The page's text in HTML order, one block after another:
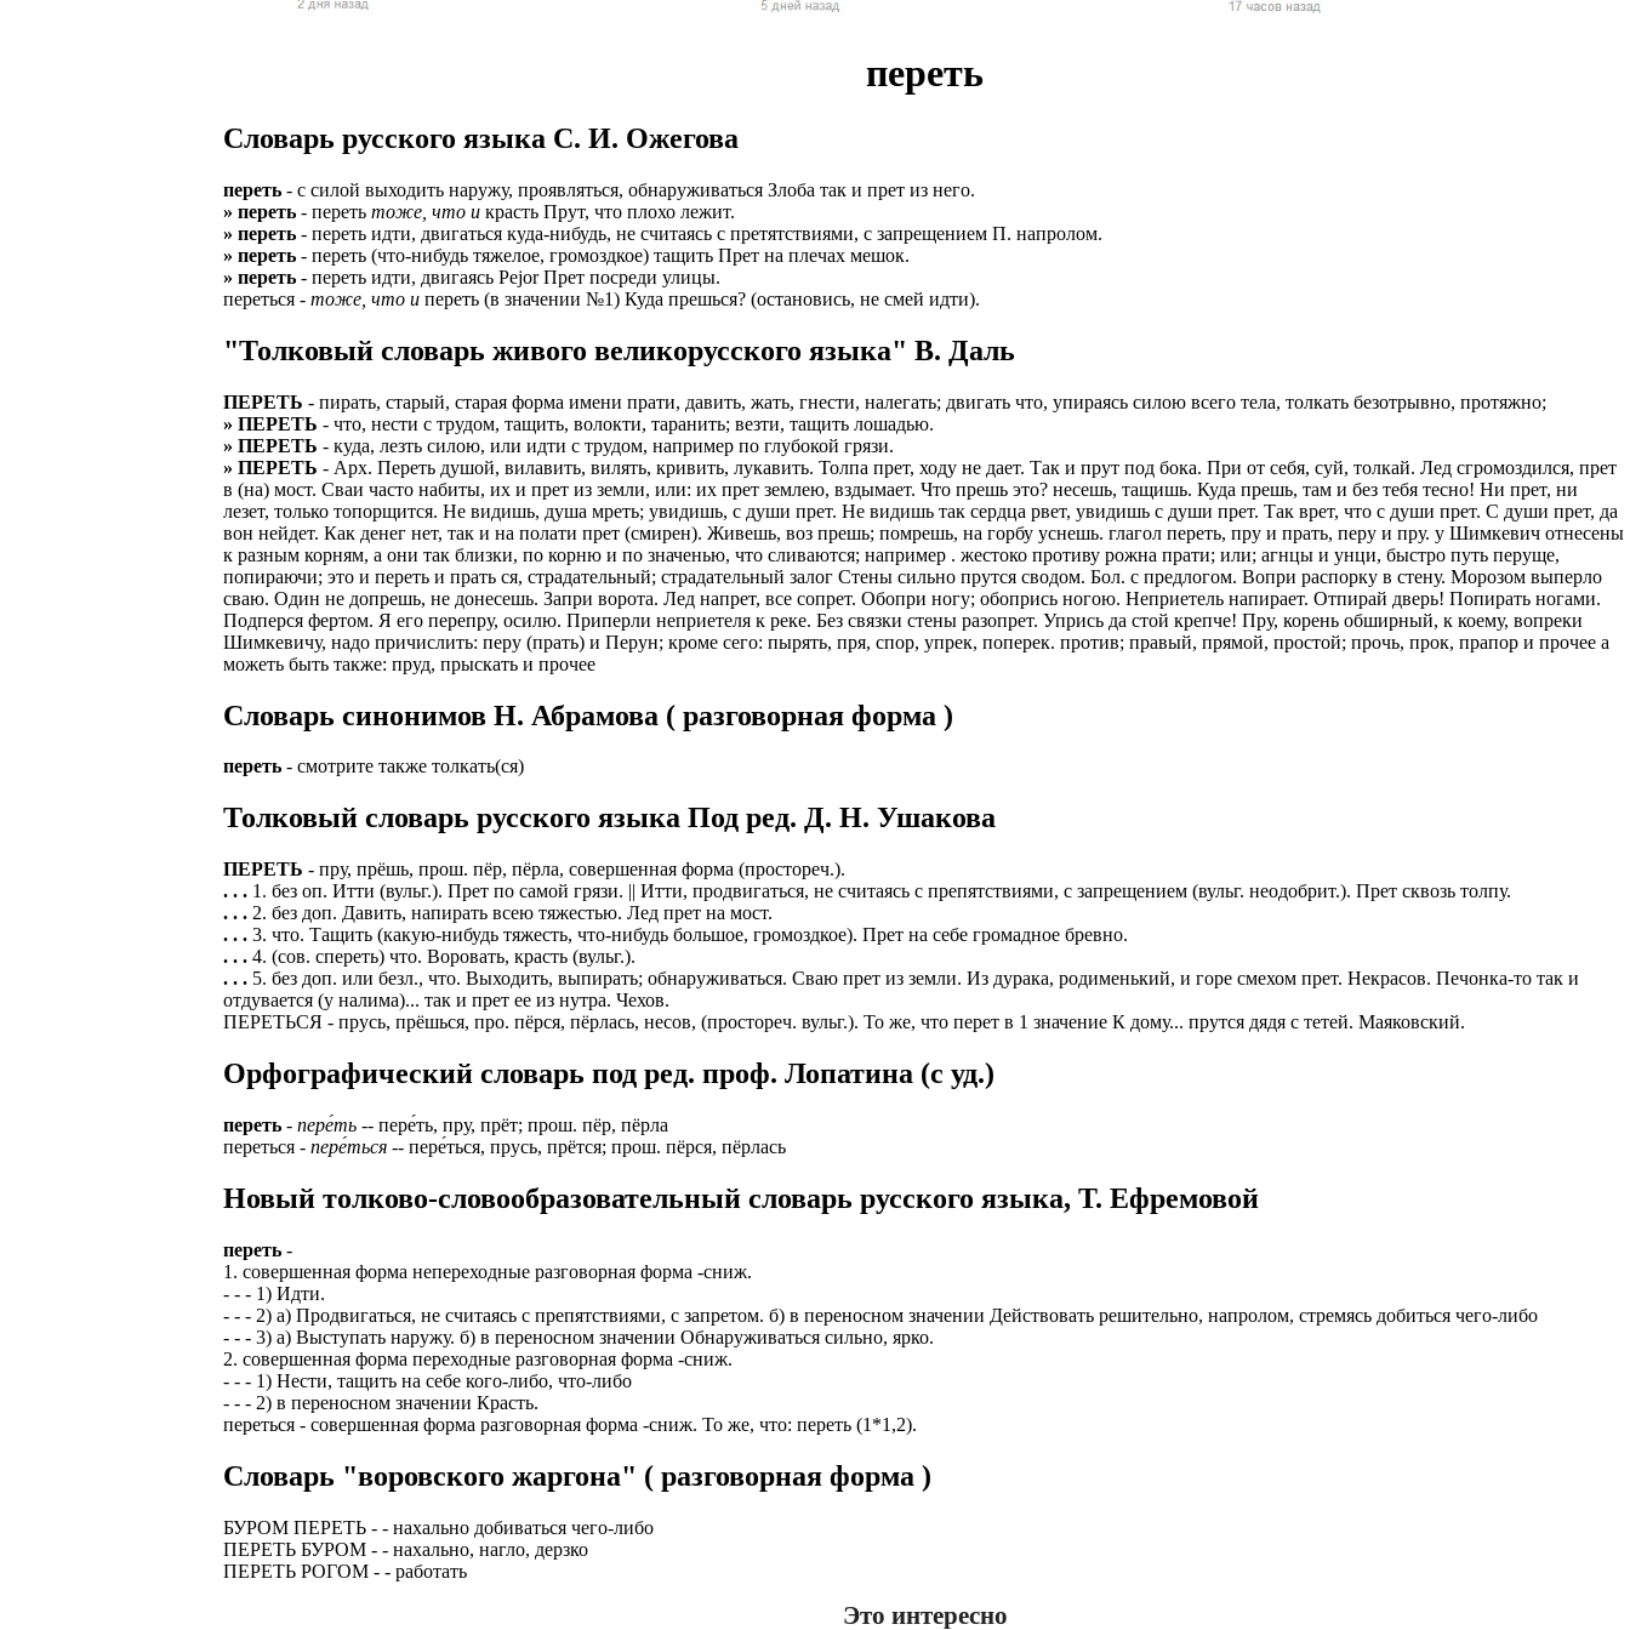
надежность и качество выполнения наших услуг. Ведётся постоянный набор мужчин, женщин и
ВНИМАНИЕ: Мы не оплачиваем стоимость оформления и перелёт.
имеет права вычитывать какие то деньги из вашей зарплаты!
Варианты: 1) Рабочая виза на 6 месяцев (можно продлевать на месте, не выезжая из страны),
2) Рабочая виза на 1 год (можно продлевать, не выезжая из страны);
3) Также предоставим возможность оформления Вида на Жительство.
Знание языка не является обязательным. Наличие заграничного паспорта;
Требуются мужчины, женщины, а также семейные пары;
Варианты работ: фабрики, заводы.
Средняя зарплата 1500-2500 евро в месяц (130 000-230 000 рублей). Заработок указан
средний, зависит от подобранной вакансии и сложности работы. + переработки
оплачиваются отдельно.
Жилье предоставляется работодателем. Страховка. Премии. Официальное трудоустройство.
График 10-12 часов. 5-6 дневная рабочая неделя.
ПРОЦЕСС ОФОРМЛЕНИЯ: подробная консультация, оформление контракта> заказываем
приглашение от работодателя > оформление визы > отправка > прохождение границы, встреча
работодателем подобранной заранее вакансии > прибытие на предприятие и место проживание.
Лицензия по трудоустройству за рубежом № 20118251359
ВОЗМОЖНО ДИСТАНЦИОННОЕ ОФОРМЛЕНИЕ ИЗ ЛЮБОГО РЕГИОНА РФ!
упаковщик, стикеровщик.
# работа за рубежом
# трудоустройство за границей
# трудоустройство за рубежом
Авто находится у Вас 24 часа в сутки и в выходные дни
Никаких % и комиссий автопарков
Гарантированный стабильный доход не зависимо от суммы заказов
В наличии авто с возможностью выкупа от 600р.
Ищем водителей в штат.
Звоните ежедневно, работаем без выходных
количество мест на вакансию ограничено
Гибкий график: (2/2, 5/2)
Дружный коллектив.
Смартфон для работы и полная оплата мобильной связи.
Скидки и акции от партнеров компании.
ЧТОБЫ УСТРОИТЬСЯ ПРЕДСТАВИТЕЛЕМ
Откликнитесь на это объявление.
Получите приглашение в личный кабинет кандидата.
Заполните короткую анкету.
Ожидайте звонка менеджера.
ЗАДАЧИ РЕГИОНАЛЬНОГО ПРЕДСТАВИТЕЛЯ
Доставлять клиентам банковские продукты, в том числе карты.
Подписывать документы при передаче и консультировать клиентов, как выгодно пользоваться
В ходе консультации представители могут подключать доп. услуги (например помочь в
Опыт не нужен, но приветствуется на следующих позициях: менеджер, представитель,
курьер документов, менеджер по продажам.
В таких банках, как Сбербанк, Газпром, Альфа-Банк, Промсвязьбанк, Райффайзенбанк,
Открытие, Почта Банк.
А также в компаниях: Евросеть, Мегафон, Связной, СДЭК, ПЭК и т.д.
В направлениях: без опыта, студенты, банки, консультирование, продажи.
переть
Словарь русского языка С. И. Ожегова
переть - с силой выходить наружу, проявляться, обнаруживаться Злоба так и прет из него.
» переть - переть тоже, что и красть Прут, что плохо лежит.
» переть - переть идти, двигаться куда-нибудь, не считаясь с претятствиями, с запрещением П. напролом.
» переть - переть (что-нибудь тяжелое, громоздкое) тащить Прет на плечах мешок.
» переть - переть идти, двигаясь Pejor Прет посреди улицы.
переться - тоже, что и переть (в значении №1) Куда прешься? (остановись, не смей идти).
"Толковый словарь живого великорусского языка" В. Даль
ПЕРЕТЬ - пирать, старый, старая форма имени прати, давить, жать, гнести, налегать; двигать что, упираясь силою всего тела, толкать безотрывно, протяжно;
» ПЕРЕТЬ - что, нести с трудом, тащить, волокти, таранить; везти, тащить лошадью.
» ПЕРЕТЬ - куда, лезть силою, или идти с трудом, например по глубокой грязи.
» ПЕРЕТЬ - Арх. Переть душой, вилавить, вилять, кривить, лукавить. Толпа прет, ходу не дает. Так и прут под бока. При от себя, суй, толкай. Лед сгромоздился, прет
в (на) мост. Сваи часто набиты, их и прет из земли, или: их прет землею, вздымает. Что прешь это? несешь, тащишь. Куда прешь, там и без тебя тесно! Ни прет, ни
лезет, только топорщится. Не видишь, душа мреть; увидишь, с души прет. Не видишь так сердца рвет, увидишь с души прет. Так врет, что с души прет. С души прет, да
вон нейдет. Как денег нет, так и на полати прет (смирен). Живешь, воз прешь; помрешь, на горбу уснешь. глагол переть, пру и прать, перу и пру. у Шимкевич отнесены
к разным корням, а они так близки, по корню и по значенью, что сливаются; например . жестоко противу рожна прати; или; агнцы и унци, быстро путь перуще,
попираючи; это и переть и прать ся, страдательный; страдательный залог Стены сильно прутся сводом. Бол. с предлогом. Вопри распорку в стену. Морозом выперло
сваю. Один не допрешь, не донесешь. Запри ворота. Лед напрет, все сопрет. Обопри ногу; обопрись ногою. Неприетель напирает. Отпирай дверь! Попирать ногами.
Подперся фертом. Я его перепру, осилю. Приперли неприетеля к реке. Без связки стены разопрет. Упрись да стой крепче! Пру, корень обширный, к коему, вопреки
Шимкевичу, надо причислить: перу (прать) и Перун; кроме сего: пырять, пря, спор, упрек, поперек. против; правый, прямой, простой; прочь, прок, прапор и прочее а
можеть быть также: пруд, прыскать и прочее
Cловарь синонимов Н. Абрамова ( разговорная форма )
переть - смотрите также толкать(ся)
Толковый словарь русского языка Под ред. Д. Н. Ушакова
ПЕРЕТЬ - пру, прёшь, прош. пёр, пёрла, совершенная форма (простореч.).
. . . 1. без оп. Итти (вульг.). Прет по самой грязи. || Итти, продвигаться, не считаясь с препятствиями, с запрещением (вульг. неодобрит.). Прет сквозь толпу.
. . . 2. без доп. Давить, напирать всею тяжестью. Лед прет на мост.
. . . 3. что. Тащить (какую-нибудь тяжесть, что-нибудь большое, громоздкое). Прет на себе громадное бревно.
. . . 4. (сов. спереть) что. Воровать, красть (вульг.).
. . . 5. без доп. или безл., что. Выходить, выпирать; обнаруживаться. Сваю прет из земли. Из дурака, родименький, и горе смехом прет. Некрасов. Печонка-то так и
отдувается (у налима)... так и прет ее из нутра. Чехов.
ПЕРЕТЬСЯ - прусь, прёшься, про. пёрся, пёрлась, несов, (простореч. вульг.). То же, что перет в 1 значение К дому... прутся дядя с тетей. Маяковский.
Орфографический словарь под ред. проф. Лопатина (c уд.)
переть - пере́ть -- пере́ть, пру, прёт; прош. пёр, пёрла
переться - пере́ться -- пере́ться, прусь, прётся; прош. пёрся, пёрлась
Новый толково-словообразовательный словарь русского языка, Т. Ефремовой
переть -
1. совершенная форма непереходные разговорная форма -сниж.
- - - 1) Идти.
- - - 2) а) Продвигаться, не считаясь с препятствиями, с запретом. б) в переносном значении Действовать решительно, напролом, стремясь добиться чего-либо
- - - 3) а) Выступать наружу. б) в переносном значении Обнаруживаться сильно, ярко.
2. совершенная форма переходные разговорная форма -сниж.
- - - 1) Нести, тащить на себе кого-либо, что-либо
- - - 2) в переносном значении Красть.
переться - совершенная форма разговорная форма -сниж. То же, что: переть (1*1,2).
Словарь "воровского жаргона" ( разговорная форма )
БУРОМ ПЕРЕТЬ - - нахально добиваться чего-либо
ПЕРЕТЬ БУРОМ - - нахально, нагло, деpзко
ПЕРЕТЬ РОГОМ - - pаботать
Это интересно